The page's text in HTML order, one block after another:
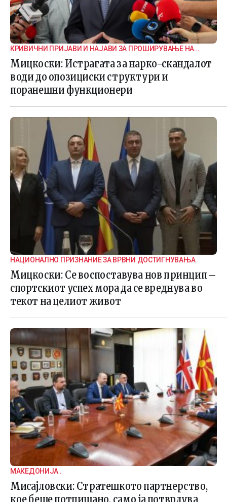
КРИВИЧНИ ПРИЈАВИ И НАЈАВИ ЗА ПРОШИРУВАЊЕ НА
ИСТРАГАТА
Мицкоски: Истрагата за нарко-скандалот
води до опозициски структури и
поранешни функционери
НАЦИОНАЛНО ПРИЗНАНИЕ ЗА ВРВНИ ДОСТИГНУВАЊА
Мицкоски: Се воспоставува нов принцип –
спортскиот успех мора да се вреднува во
текот на целиот живот
МАКЕДОНИЈА .
Мисајловски: Стратешкото партнерство,
кое беше потпишано, само ја потврдува